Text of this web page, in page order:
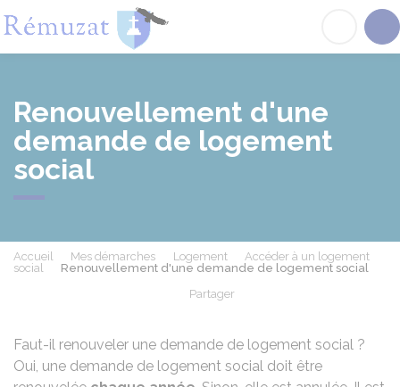
Renouvellement d'une
demande de logement
social
Accueil Mes démarches Logement
Accéder à un logement
social
Renouvellement d'une demande de logement social
Partager
Faut-il renouveler une demande de logement social ?
Oui, une demande de logement social doit être